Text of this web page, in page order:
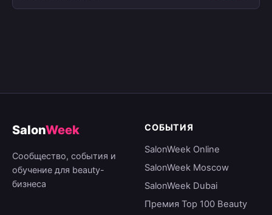
SalonWeek
Сообщество, события и
обучение для beauty-
бизнеса
СОБЫТИЯ
SalonWeek Online
SalonWeek Moscow
SalonWeek Dubai
Премия Top 100 Beauty